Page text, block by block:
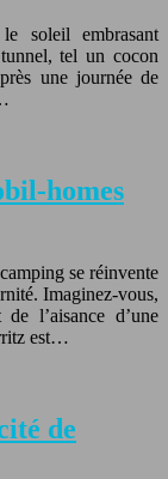
soleil embrasant
tel un cocon
une journée de
homes
se réinvente
Imaginez-vous,
l’aisance d’une
est…
de